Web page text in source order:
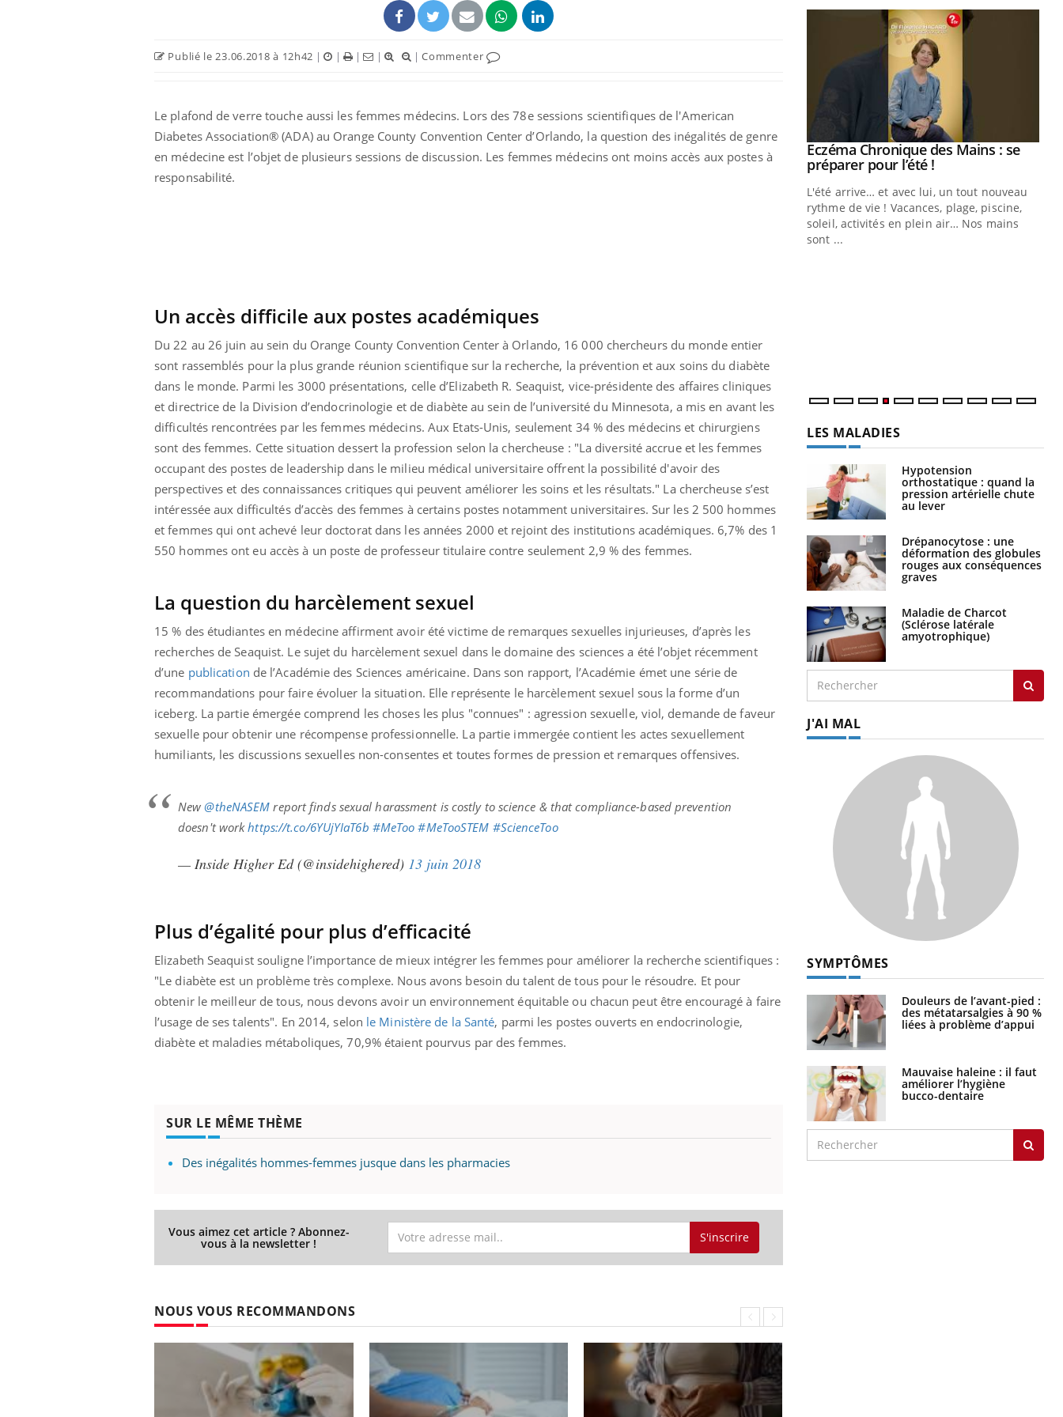
Publié le 23.06.2018 à 12h42 | | | | |Commenter
Le plafond de verre touche aussi les femmes médecins. Lors des 78e sessions scientifiques de l'American
Diabetes Association® (ADA) au Orange County Convention Center d’Orlando, la question des inégalités de genre
en médecine est l’objet de plusieurs sessions de discussion. Les femmes médecins ont moins accès aux postes à
responsabilité.
Un accès difficile aux postes académiques
Du 22 au 26 juin au sein du Orange County Convention Center à Orlando, 16 000 chercheurs du monde entier
sont rassemblés pour la plus grande réunion scientifique sur la recherche, la prévention et aux soins du diabète
dans le monde. Parmi les 3000 présentations, celle d’Elizabeth R. Seaquist, vice-présidente des affaires cliniques
et directrice de la Division d’endocrinologie et de diabète au sein de l’université du Minnesota, a mis en avant les
difficultés rencontrées par les femmes médecins. Aux Etats-Unis, seulement 34 % des médecins et chirurgiens
sont des femmes. Cette situation dessert la profession selon la chercheuse : "La diversité accrue et les femmes
occupant des postes de leadership dans le milieu médical universitaire offrent la possibilité d'avoir des
perspectives et des connaissances critiques qui peuvent améliorer les soins et les résultats." La chercheuse s’est
intéressée aux difficultés d’accès des femmes à certains postes notamment universitaires. Sur les 2 500 hommes
et femmes qui ont achevé leur doctorat dans les années 2000 et rejoint des institutions académiques. 6,7% des 1
550 hommes ont eu accès à un poste de professeur titulaire contre seulement 2,9 % des femmes.
La question du harcèlement sexuel
15 % des étudiantes en médecine affirment avoir été victime de remarques sexuelles injurieuses, d’après les
recherches de Seaquist. Le sujet du harcèlement sexuel dans le domaine des sciences a été l’objet récemment
d’une publication de l’Académie des Sciences américaine. Dans son rapport, l’Académie émet une série de
recommandations pour faire évoluer la situation. Elle représente le harcèlement sexuel sous la forme d’un
iceberg. La partie émergée comprend les choses les plus "connues" : agression sexuelle, viol, demande de faveur
sexuelle pour obtenir une récompense professionnelle. La partie immergée contient les actes sexuellement
humiliants, les discussions sexuelles non-consentes et toutes formes de pression et remarques offensives.
New@theNASEM report finds sexual harassment is costly to science & that compliance-based prevention
doesn't workhttps://t.co/6YUjYIaT6b #MeToo #MeTooSTEM #ScienceToo
— Inside Higher Ed (@insidehighered) 13 juin 2018
Plus d’égalité pour plus d’efficacité
Elizabeth Seaquist souligne l’importance de mieux intégrer les femmes pour améliorer la recherche scientifiques :
"Le diabète est un problème très complexe. Nous avons besoin du talent de tous pour le résoudre. Et pour
obtenir le meilleur de tous, nous devons avoir un environnement équitable ou chacun peut être encouragé à faire
l’usage de ses talents". En 2014, selon le Ministère de la Santé, parmi les postes ouverts en endocrinologie,
diabète et maladies métaboliques, 70,9% étaient pourvus par des femmes.
SUR LE MÊME THÈME
Des inégalités hommes-femmes jusque dans les pharmacies
Vous aimez cet article ? Abonnez-
vous à la newsletter ! S'inscrire
NOUS VOUS RECOMMANDONS
Carence en fer : comprendre pour
Youtube
Insuline & Charge mentale : et si on
osait en parler??Youtube
Youtube
Eczéma Chronique des Mains : se
préparer pour l’été !Youtube
L'été arrive… et avec lui, un tout nouveau
rythme de vie ! Vacances, plage, piscine,
soleil, activités en plein air… Nos mains
sont ...
LES MALADIES
Hypotension
orthostatique : quand la
pression artérielle chute
au lever
Drépanocytose : une
déformation des globules
rouges aux conséquences
graves
Maladie de Charcot
(Sclérose latérale
amyotrophique)
J'AI MAL
SYMPTÔMES
Douleurs de l’avant-pied :
des métatarsalgies à 90 %
liées à problème d’appui
Mauvaise haleine : il faut
améliorer l’hygiène
bucco-dentaire